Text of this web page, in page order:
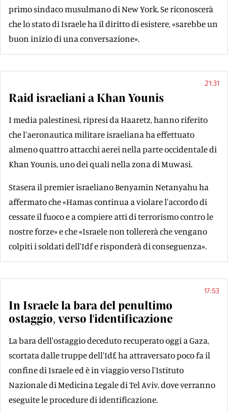
primo sindaco musulmano di New York. Se riconoscerà
che lo stato di Israele ha il diritto di esistere, «sarebbe un
buon inizio di una conversazione».
21:31
Raid israeliani a Khan Younis
I media palestinesi, ripresi da Haaretz, hanno riferito
che l'aeronautica militare israeliana ha effettuato
almeno quattro attacchi aerei nella parte occidentale di
Khan Younis, uno dei quali nella zona di Muwasi.
Stasera il premier israeliano Benyamin Netanyahu ha
affermato che «Hamas continua a violare l'accordo di
cessate il fuoco e a compiere atti di terrorismo contro le
nostre forze» e che «Israele non tollererà che vengano
colpiti i soldati dell'Idf e risponderà di conseguenza».
17:53
In Israele la bara del penultimo
ostaggio, verso l'identificazione
La bara dell'ostaggio deceduto recuperato oggi a Gaza,
scortata dalle truppe dell'Idf, ha attraversato poco fa il
confine di Israele ed è in viaggio verso l'Istituto
Nazionale di Medicina Legale di Tel Aviv, dove verranno
eseguite le procedure di identificazione.